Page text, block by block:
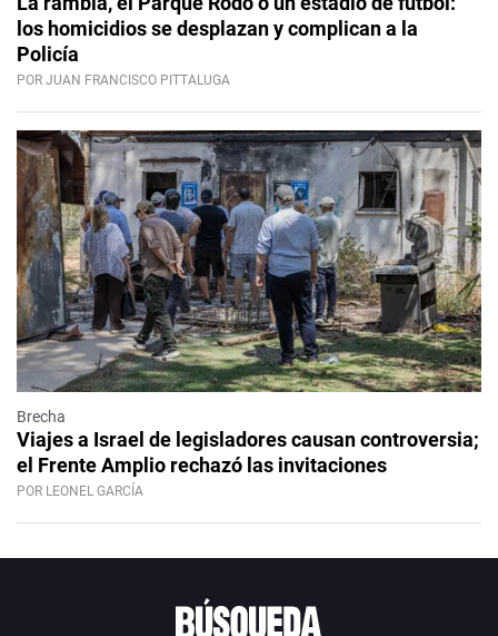
los homicidios se desplazan y complican a la
Policía
POR JUAN FRANCISCO PITTALUGA
Brecha
Viajes a Israel de legisladores causan controversia;
el Frente Amplio rechazó las invitaciones
POR LEONEL GARCÍA